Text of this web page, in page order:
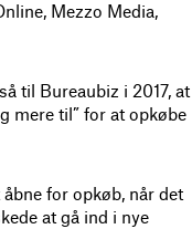
Mezzo Media,
til Bureaubiz i 2017, at
mere til” for at opkøbe
for opkøb, når det
at gå ind i nye